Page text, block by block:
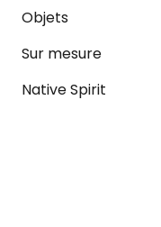
Objets
Sur mesure
Native Spirit